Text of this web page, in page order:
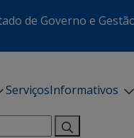
de Governo e
ServiçosInformativos